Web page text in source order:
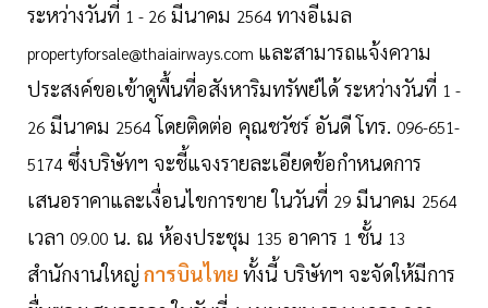
ระหว่างวันที่ 1 - 26 มีนาคม 2564 ทางอีเมล
propertyforsale@thaiairways.com และสามารถแจ้งความ
ประสงค์ขอเข้าดูพื้นที่อสังหาริมทรัพย์ได้ ระหว่างวันที่ 1 -
26 มีนาคม 2564 โดยติดต่อ คุณชวัชร์ อันดี โทร. 096-651-
5174 ซึ่งบริษัทฯ จะชี้แจงรายละเอียดข้อกำหนดการ
เสนอราคาและเงื่อนไขการขาย ในวันที่ 29 มีนาคม 2564
เวลา 09.00 น. ณ ห้องประชุม 135 อาคาร 1 ชั้น 13
สำนักงานใหญ่ การบินไทย ทั้งนี้ บริษัทฯ จะจัดให้มีการ